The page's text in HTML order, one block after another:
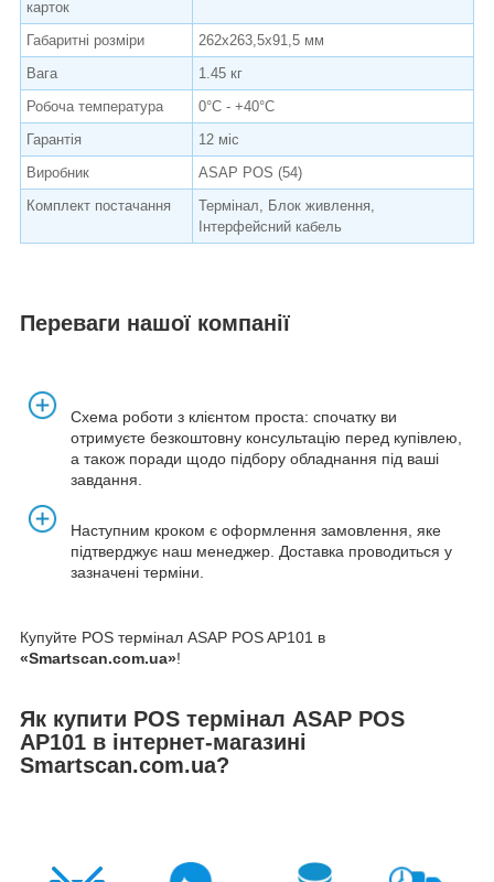
карток
Габаритні розміри
262x263,5x91,5 мм
Вага
1.45 кг
Робоча температура
0°C - +40°C
Гарантія
12 міс
Виробник
ASAP POS (54)
Комплект постачання
Термінал, Блок живлення,
Інтерфейсний кабель
Переваги нашої компанії
Схема роботи з клієнтом проста: спочатку ви
отримуєте безкоштовну консультацію перед купівлею,
а також поради щодо підбору обладнання під ваші
завдання.
Наступним кроком є оформлення замовлення, яке
підтверджує наш менеджер. Доставка проводиться у
зазначені терміни.
Купуйте POS термінал ASAP POS AP101 в
«Smartscan.com.ua»!
Як купити POS термінал ASAP POS
AP101 в інтернет-магазині
Smartscan.com.ua?